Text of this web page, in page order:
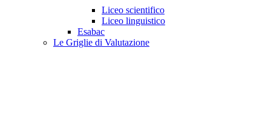
Liceo scientifico
Liceo linguistico
Esabac
Le Griglie di Valutazione